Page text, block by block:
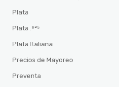
Plata
Plata .⁹²⁵
Plata Italiana
Precios de Mayoreo
Preventa